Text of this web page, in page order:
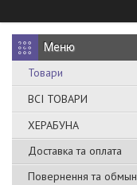
Товари
ВСІ ТОВАРИ
ХЕРАБУНА
Доставка та оплата
Повернення та обмын